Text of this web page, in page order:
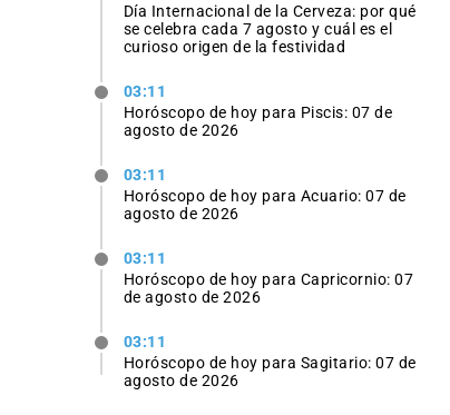
Día Internacional de la Cerveza: por qué
se celebra cada 7 agosto y cuál es el
curioso origen de la festividad
03:11
Horóscopo de hoy para Piscis: 07 de
agosto de 2026
03:11
Horóscopo de hoy para Acuario: 07 de
agosto de 2026
03:11
Horóscopo de hoy para Capricornio: 07
de agosto de 2026
03:11
Horóscopo de hoy para Sagitario: 07 de
agosto de 2026